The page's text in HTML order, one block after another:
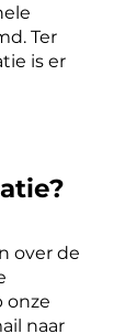
Ter
is er
over de
onze
naar